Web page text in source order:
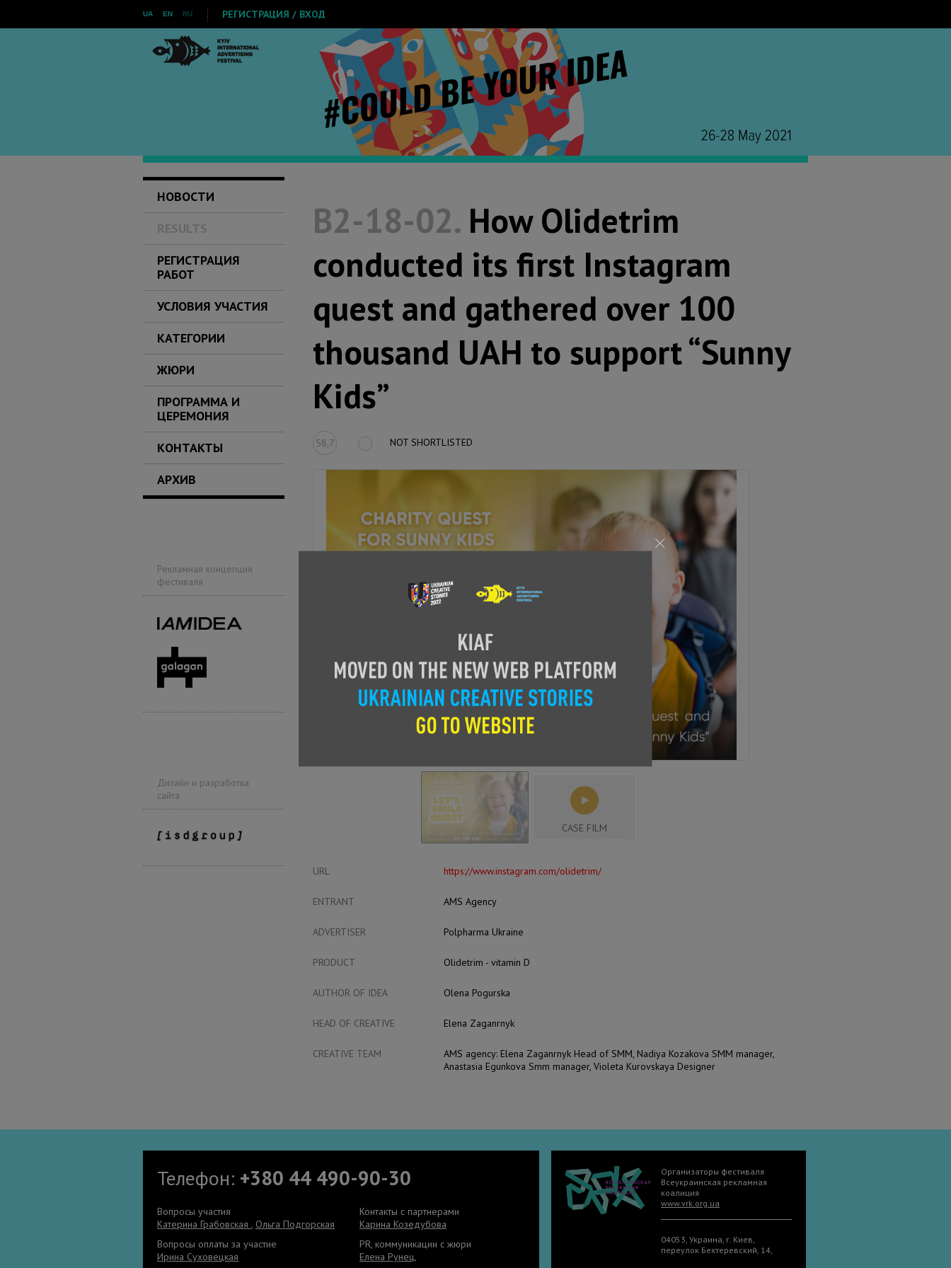
UA EN RU РЕГИСТРАЦИЯ / ВХОД
НОВОСТИ
RESULTS
РЕГИСТРАЦИЯ
РАБОТ
УСЛОВИЯ УЧАСТИЯ
КАТЕГОРИИ
ЖЮРИ
ПРОГРАММА И
ЦЕРЕМОНИЯ
КОНТАКТЫ
АРХИВ
Рекламная концепция
фестиваля
Дизайн и разработка
сайта
B2-18-02.How Olidetrim
conducted its first Instagram
quest and gathered over 100
thousand UAH to support “Sunny
Kids”
58,7 NOT SHORTLISTED
CASE FILM
URL https://www.instagram.com/olidetrim/
ENTRANT AMS Agency
ADVERTISER Polpharma Ukraine
PRODUCT Olidetrim - vitamin D
AUTHOR OF IDEA Olena Pogurska
HEAD OF CREATIVE Elena Zaganrnyk
CREATIVE TEAM
AMS agency: Elena Zaganrnyk Head of SMM, Nadiya Kozakova SMM manager,
Anastasia Egunkova Smm manager, Violeta Kurovskaya Designer
Организаторы фестиваля
Всеукраинская рекламная
коалиция
www.vrk.org.ua
04053, Украина, г. Киев,
переулок Бехтеревский, 14,
Телефон: +380 44 490-90-30
Вопросы участия
Катерина Грабовская
Ольга Подгорская
Контакты с партнерами
Карина Козедубова
Вопросы оплаты за участие
Ирина Суховецкая
PR, коммуникации с жюри
Елена Рунец